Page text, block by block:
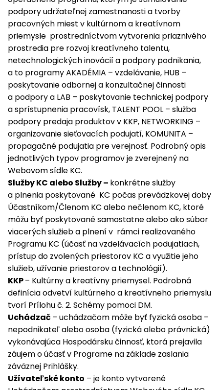
podpory udržateľnej zamestnanosti a tvorby
pracovných miest v kultúrnom a kreatívnom
priemysle prostredníctvom vytvorenia priaznivého
prostredia pre rozvoj kreatívneho talentu,
netechnologických inovácií a podpory podnikania,
a to programy AKADÉMIA – vzdelávanie, HUB –
poskytovanie odbornej a konzultačnej činnosti
a podpory a LAB – poskytovanie technickej podpory
a sprístupnenia pracovísk, TALENT POOL – služba
podpory predaja produktov v KKP, NETWORKING –
organizovanie sieťovacích podujatí, KOMUNITA –
propagačné podujatia pre verejnosť. Podrobný opis
jednotlivých typov programov je zverejnený na
Webovom sídle KC.
Služby KC alebo Služby – konkrétne služby
a plnenia poskytované KC počas prevádzkovej doby
Účastníkom/Členom KC alebo nečlenom KC, ktoré
môžu byť poskytované samostatne alebo ako súbor
viacerých služieb a plnení v rámci realizovaného
Programu KC (účasť na vzdelávacích podujatiach,
prístup do zvolených priestorov KC a využitie jeho
služieb, užívanie priestorov a technológií).
KKP– Kultúrny a kreatívny priemysel. Podrobná
definícia odvetví kultúrneho a kreatívneho priemyslu
tvorí Prílohu č. 2. Schémy pomoci DM.
Uchádzač – uchádzačom môže byť fyzická osoba –
nepodnikateľ alebo osoba (fyzická alebo právnická)
vykonávajúca Hospodársku činnosť, ktorá prejavila
záujem o účasť v Programe na základe zaslania
záväznej Prihlášky.
Užívateľské konto – je konto vytvorené